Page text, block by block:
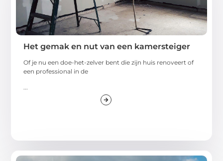
Het gemak en nut van een kamersteiger
Of je nu een doe-het-zelver bent die zijn huis renoveert of
een professional in de
...